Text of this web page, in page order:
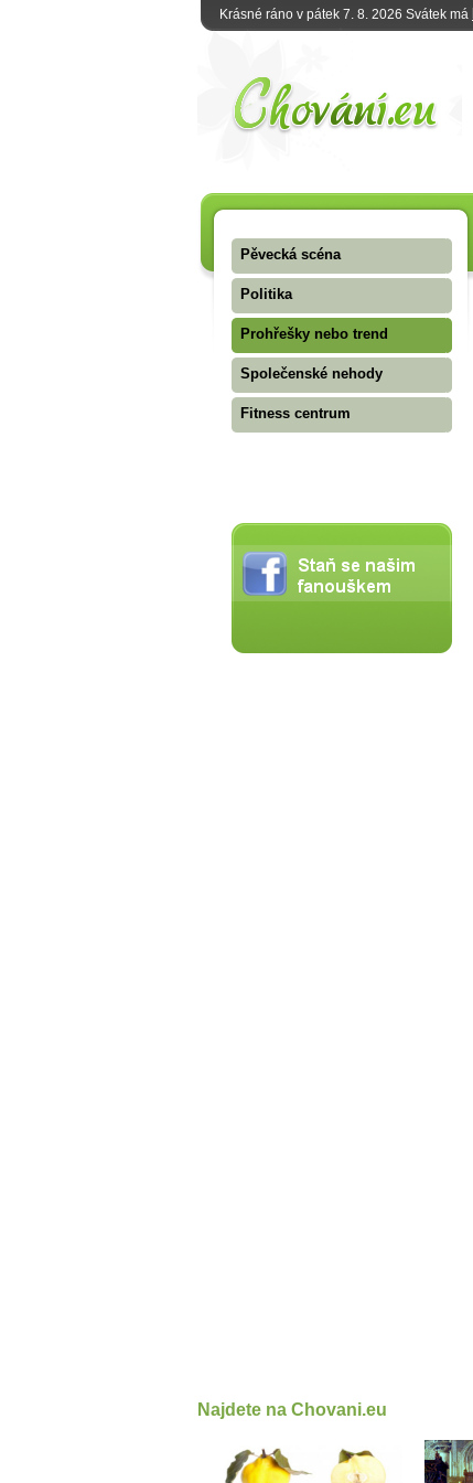
Krásné ráno v pátek 7. 8. 2026 Svátek má
Pěvecká scéna
Politika
Prohřešky nebo trend
Společenské nehody
Fitness centrum
Najdete na Chovani.eu